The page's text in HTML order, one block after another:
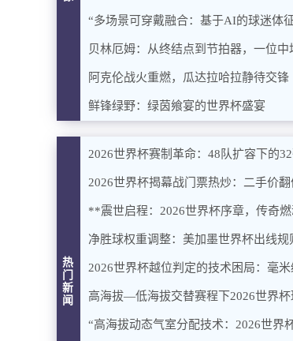
“多场景可穿戴融合：基于AI的球迷体
贝林厄姆：从终结点到节拍器，一位
阿克伦战火重燃，瓜达拉哈拉静待交锋
鲜锋绿野：绿茵飨宴的世界杯盛宴
热
门
新
闻
2026世界杯赛制革命：48队扩容下的
2026世界杯揭幕战门票热炒：二手价
**震世启程：2026世界杯序章，传奇
净胜球权重调整：美加墨世界杯出线
2026世界杯越位判定的技术困局：毫
“高海拔动态气室分配技术：2026世界